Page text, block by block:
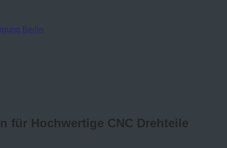
Berlin
für Hochwertige CNC Drehteile